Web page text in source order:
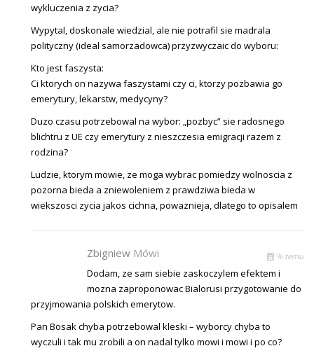
wykluczenia z zycia?
Wypytal, doskonale wiedzial, ale nie potrafil sie madrala
polityczny (ideal samorzadowca) przyzwyczaic do wyboru:
Kto jest faszysta:
Ci ktorych on nazywa faszystami czy ci, ktorzy pozbawia go
emerytury, lekarstw, medycyny?
Duzo czasu potrzebowal na wybor: „pozbyc” sie radosnego
blichtru z UE czy emerytury z nieszczesia emigracji razem z
rodzina?
Ludzie, ktorym mowie, ze moga wybrac pomiedzy wolnoscia z
pozorna bieda a zniewoleniem z prawdziwa bieda w
wiekszosci zycia jakos cichna, powaznieja, dlatego to opisalem
Zbigniew Mówi % temu
Dodam, ze sam siebie zaskoczylem efektem i
mozna zaproponowac Bialorusi przygotowanie do
przyjmowania polskich emerytow.
Pan Bosak chyba potrzebowal kleski – wyborcy chyba to
wyczuli i tak mu zrobili a on nadal tylko mowi i mowi i po co?